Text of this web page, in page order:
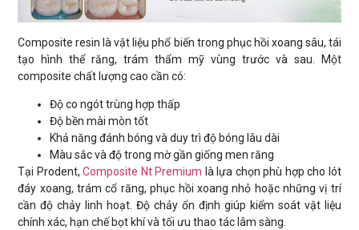
Composite resin là vật liệu phổ biến trong phục hồi xoang sâu, tái
tạo hình thể răng, trám thẩm mỹ vùng trước và sau. Một
composite chất lượng cao cần có:
Độ co ngót trùng hợp thấp
Độ bền mài mòn tốt
Khả năng đánh bóng và duy trì độ bóng lâu dài
Màu sắc và độ trong mờ gần giống men răng
Tại Prodent,Composite Nt Premium là lựa chọn phù hợp cho lót
đáy xoang, trám cổ răng, phục hồi xoang nhỏ hoặc những vị trí
cần độ chảy linh hoạt. Độ chảy ổn định giúp kiểm soát vật liệu
chính xác, hạn chế bọt khí và tối ưu thao tác lâm sàng.